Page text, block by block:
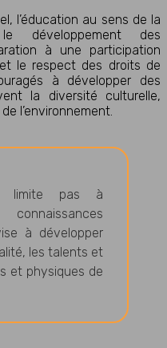
l’éducation au sens de la
développement des
à une participation
le respect des droits de
à développer des
la diversité culturelle,
l’environnement.
limite pas à
à développer
les talents et
et physiques de